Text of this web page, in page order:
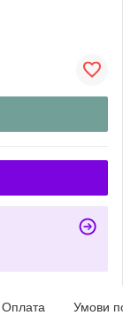
Оплата Умови